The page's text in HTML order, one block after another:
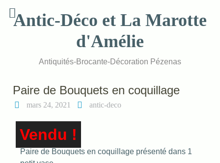
contentAntic-Déco et La Marotte
d'Amélie
Antiquités-Brocante-Décoration Pézenas
Paire de Bouquets en coquillage
mars 24, 2021 antic-deco
Vendu !
Paire de Bouquets en coquillage présenté dans 1